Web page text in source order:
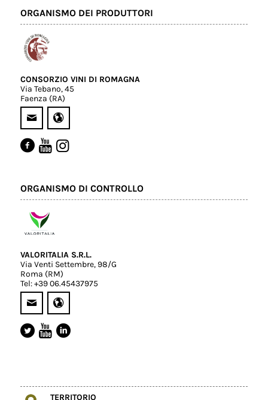
ORGANISMO DEI PRODUTTORI
CONSORZIO VINI DI ROMAGNA
Via Tebano, 45
Faenza (RA)
ORGANISMO DI CONTROLLO
VALORITALIA S.R.L.
Via Venti Settembre, 98/G
Roma (RM)
Tel: +39 06.45437975
TERRITORIO